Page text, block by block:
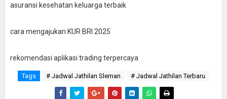
asuransi kesehatan keluarga terbaik
cara mengajukan KUR BRI 2025
rekomendasi aplikasi trading terpercaya
Tags # Jadwal Jathilan Sleman # Jadwal Jathilan Terbaru